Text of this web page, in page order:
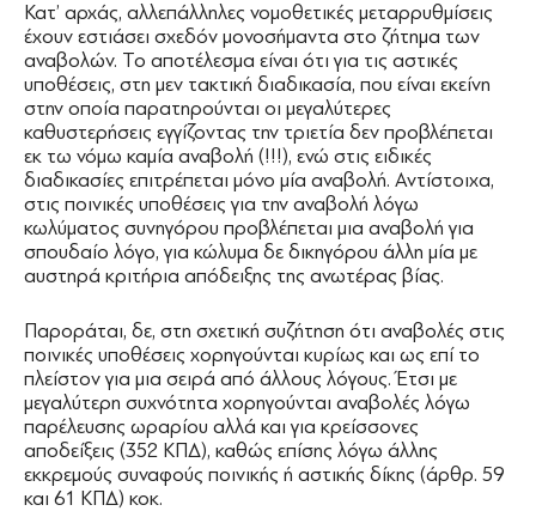
Κατ’ αρχάς, αλλεπάλληλες νομοθετικές μεταρρυθμίσεις
έχουν εστιάσει σχεδόν μονοσήμαντα στο ζήτημα των
αναβολών. Το αποτέλεσμα είναι ότι για τις αστικές
υποθέσεις, στη μεν τακτική διαδικασία, που είναι εκείνη
στην οποία παρατηρούνται οι μεγαλύτερες
καθυστερήσεις εγγίζοντας την τριετία δεν προβλέπεται
εκ τω νόμω καμία αναβολή (!!!), ενώ στις ειδικές
διαδικασίες επιτρέπεται μόνο μία αναβολή. Αντίστοιχα,
στις ποινικές υποθέσεις για την αναβολή λόγω
κωλύματος συνηγόρου προβλέπεται μια αναβολή για
σπουδαίο λόγο, για κώλυμα δε δικηγόρου άλλη μία με
αυστηρά κριτήρια απόδειξης της ανωτέρας βίας.
Παροράται, δε, στη σχετική συζήτηση ότι αναβολές στις
ποινικές υποθέσεις χορηγούνται κυρίως και ως επί το
πλείστον για μια σειρά από άλλους λόγους. Έτσι με
μεγαλύτερη συχνότητα χορηγούνται αναβολές λόγω
παρέλευσης ωραρίου αλλά και για κρείσσονες
αποδείξεις (352 ΚΠΔ), καθώς επίσης λόγω άλλης
εκκρεμούς συναφούς ποινικής ή αστικής δίκης (άρθρ. 59
και 61 ΚΠΔ) κοκ.